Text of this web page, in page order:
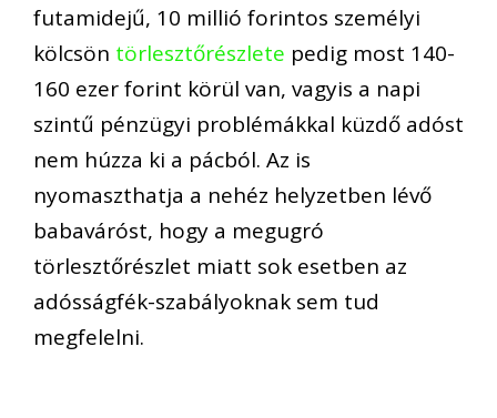
futamidejű, 10 millió forintos személyi
kölcsön törlesztőrészlete pedig most 140-
160 ezer forint körül van, vagyis a napi
szintű pénzügyi problémákkal küzdő adóst
nem húzza ki a pácból. Az is
nyomaszthatja a nehéz helyzetben lévő
babaváróst, hogy a megugró
törlesztőrészlet miatt sok esetben az
adósságfék-szabályoknak sem tud
megfelelni.